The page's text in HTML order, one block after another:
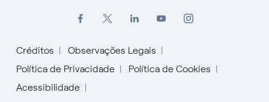
Créditos
Observações Legais
Política de Privacidade
Política de Cookies
Acessibilidade